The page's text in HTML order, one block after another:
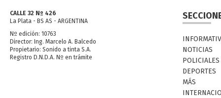
CALLE 32 Nº 426
La Plata - BS AS - ARGENTINA
Nº edición: 10763
Director: Ing. Marcelo A. Balcedo
Propietario: Sonido a tinta S.A.
Registro D.N.D.A. Nº en trámite
NOTICIAS
POLICIALES
DEPORTES
MÁS